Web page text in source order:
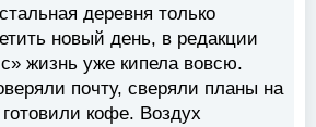
деревня только
новый день, в редакции
жизнь уже кипела вовсю.
почту, сверяли планы на
кофе. Воздух